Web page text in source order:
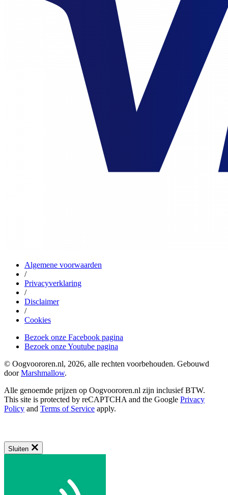
Algemene voorwaarden
/
Privacyverklaring
/
Disclaimer
/
Cookies
Bezoek onze Facebook pagina
Bezoek onze Youtube pagina
© Oogvoororen.nl, 2026, alle rechten voorbehouden. Gebouwd
doorMarshmallow.
Alle genoemde prijzen op Oogvoororen.nl zijn inclusief BTW.
This site is protected by reCAPTCHA and the Google Privacy
Policy and Terms of Service apply.
Sluiten